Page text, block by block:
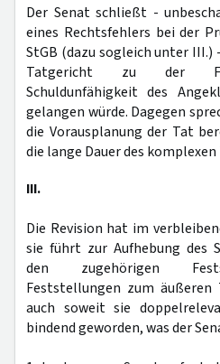
Der Senat schließt -
eines Rechtsfehlers bei der
StGB (dazu sogleich unter III.)
Tatgericht zu der
Schuldunfähigkeit des
gelangen würde. Dagegen
die Vorausplanung der Tat
die lange Dauer des
III.
Die Revision hat im
sie führt zur Aufhebung des
den zugehörigen
Feststellungen zum äußeren
auch soweit sie
bindend geworden, was der